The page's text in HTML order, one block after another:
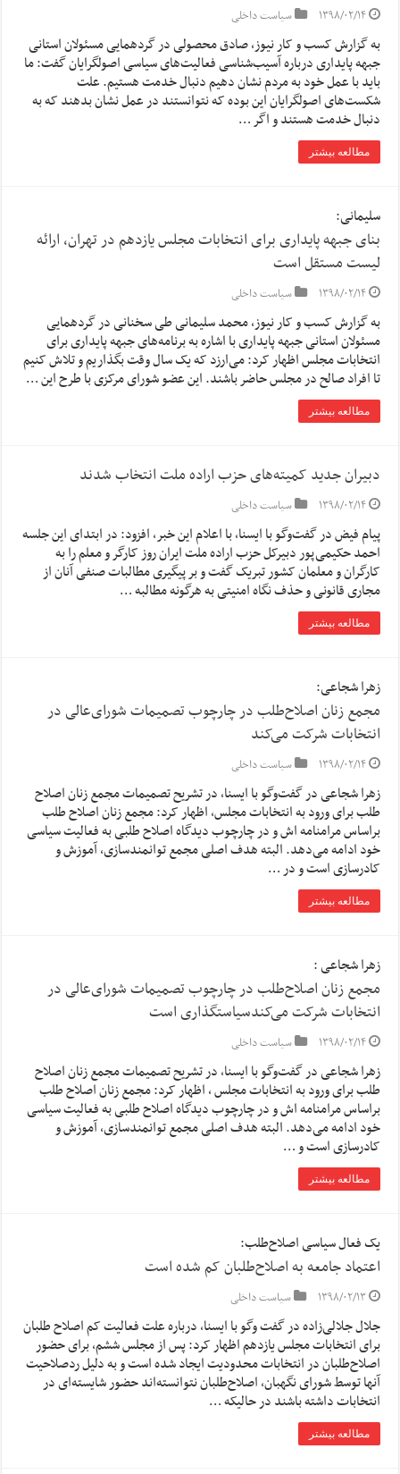
۱۳۹۸/۰۲/۱۴ سیاست داخلی
به گزارش کسب و کار نیوز، صادق محصولی در گردهمایی مسئولان استانی
جبهه پایداری درباره آسیب‌شناسی فعالیت‌های سیاسی اصولگرایان گفت: ما
باید با عمل خود به مردم نشان دهیم دنبال خدمت هستیم. علت
شکست‌های اصولگرایان این بوده که نتوانستند در عمل نشان بدهند که به
دنبال خدمت هستند و اگر …
مطالعه بیشتر
سلیمانی:
بنای جبهه پایداری برای انتخابات مجلس یازدهم در تهران، ارائه
لیست مستقل است
۱۳۹۸/۰۲/۱۴ سیاست داخلی
به گزارش کسب و کار نیوز، محمد سلیمانی طی سخنانی در گردهمایی
مسئولان استانی جبهه پایداری با اشاره به برنامه‌های جبهه پایداری برای
انتخابات مجلس اظهار کرد: می‌ارزد که یک سال وقت بگذاریم و تلاش کنیم
تا افراد صالح در مجلس حاضر باشند. این عضو شورای مرکزی با طرح این …
مطالعه بیشتر
دبیران جدید کمیته‌های حزب اراده ملت انتخاب شدند
۱۳۹۸/۰۲/۱۴ سیاست داخلی
پیام فیض در گفت‌وگو با ایسنا، با اعلام این خبر، افزود: در ابتدای این جلسه
احمد حکیمی‌پور دبیرکل حزب اراده ملت ایران روز کارگر و معلم را به
کارگران و معلمان کشور تبریک گفت و بر پیگیری مطالبات صنفی آنان از
مجاری قانونی و حذف نگاه امنیتی به هرگونه مطالبه …
مطالعه بیشتر
زهرا شجاعی:
مجمع زنان اصلاح‌طلب در چارچوب تصمیمات شورای‌عالی در
انتخابات شرکت می‌کند
۱۳۹۸/۰۲/۱۴ سیاست داخلی
زهرا شجاعی در گفت‌وگو با ایسنا، در تشریح تصمیمات مجمع زنان اصلاح
طلب برای ورود به انتخابات مجلس، اظهار کرد: مجمع زنان اصلاح طلب
براساس مرامنامه اش و در چارچوب دیدگاه اصلاح طلبی به فعالیت سیاسی
خود ادامه می‌دهد. البته هدف اصلی مجمع توانمندسازی، آموزش و
کادرسازی است و در …
مطالعه بیشتر
زهرا شجاعی :
مجمع زنان اصلاح‌طلب در چارچوب تصمیمات شورای‌عالی در
انتخابات شرکت می‌کندسیاستگذاری است
۱۳۹۸/۰۲/۱۴ سیاست داخلی
زهرا شجاعی در گفت‌وگو با ایسنا، در تشریح تصمیمات مجمع زنان اصلاح
طلب برای ورود به انتخابات مجلس ، اظهار کرد: مجمع زنان اصلاح طلب
براساس مرامنامه اش و در چارچوب دیدگاه اصلاح طلبی به فعالیت سیاسی
خود ادامه می‌دهد. البته هدف اصلی مجمع توانمندسازی، آموزش و
کادرسازی است و …
مطالعه بیشتر
یک فعال سیاسی اصلاح‌طلب:
اعتماد جامعه به اصلاح‌طلبان کم شده است
۱۳۹۸/۰۲/۱۳ سیاست داخلی
جلال جلالی‌زاده در گفت وگو با ایسنا، درباره علت فعالیت کم اصلاح طلبان
برای انتخابات مجلس یازدهم اظهار کرد: پس از مجلس ششم، برای حضور
اصلاح‌طلبان در انتخابات محدودیت ایجاد شده است و به دلیل ردصلاحیت
آنها توسط شورای نگهبان، اصلاح‌طلبان نتوانسته‌اند حضور شایسته‌ای در
انتخابات داشته باشند در حالیکه …
مطالعه بیشتر